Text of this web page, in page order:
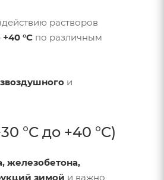
растворов
°C по различным
и
°C до +40 °C)
железобетона,
зимой и важно